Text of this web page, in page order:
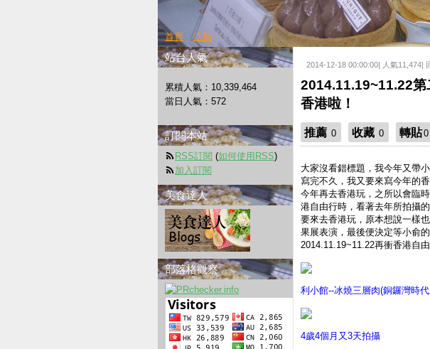
首頁 活動
2014-12-18 00:00:00| 人氣11,474|
2014.11.19~11.22
香港啦！
推薦 0 收藏 0 轉貼0
大家沒看錯標題，我今年又帶
寫完不久，我又要來寫今年的
今年再去香港玩，之所以會臨
港自由行時，看著去年所拍攝
要來去香港玩，原本想說一樣
果展表演，最後便決定等小俞
2014.11.19~11.22再衝香港自由
利小館--冰燒三層肉(銅鑼灣時
4歲4個月又3天拍攝
站台人氣
累積人氣： 10,339,464
當日人氣： 572
訂閱本站
RSS訂閱 (如何使用RSS)
加入訂閱
美食達人
部落格觀察